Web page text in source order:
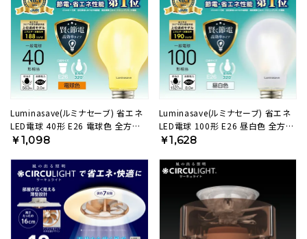
Luminasave(ルミナセーブ) 省エネ
LED電球 40形 E26 電球色 全方向タ
イプ LSF-A40L 【SH】
￥1,098
Luminasave(ルミナセーブ) 省エネ
LED電球 100形 E26 昼白色 全方向
タイプ LSF-A100N 【SH】
￥1,628